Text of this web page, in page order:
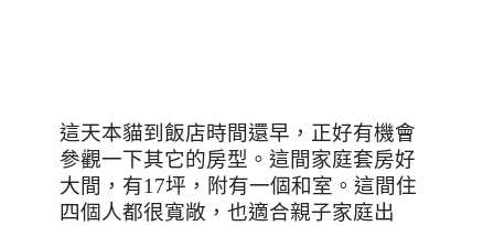
這天本貓到飯店時間還早，正好有機會
參觀一下其它的房型。這間家庭套房好
大間，有17坪，附有一個和室。這間住
四個人都很寬敞，也適合親子家庭出